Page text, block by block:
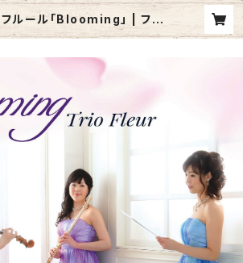
フルール「Blooming」 | フル
山聡子CD＆GOODS（トリオ・